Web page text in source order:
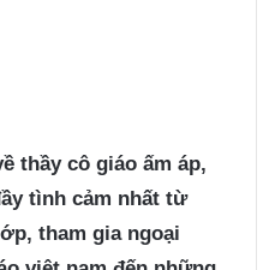
thầy cô giáo ấm áp,
tình cảm nhất từ
tham gia ngoại